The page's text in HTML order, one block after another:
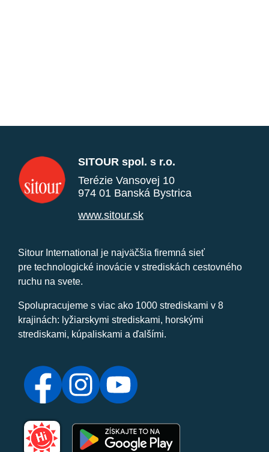
SITOUR spol. s r.o.
Terézie Vansovej 10
974 01 Banská Bystrica
www.sitour.sk
Sitour International je najväčšia firemná sieť
pre technologické inovácie v strediskách cestovného
ruchu na svete.
Spolupracujeme s viac ako 1000 strediskami v 8
krajinách: lyžiarskymi strediskami, horskými
strediskami, kúpaliskami a ďalšími.